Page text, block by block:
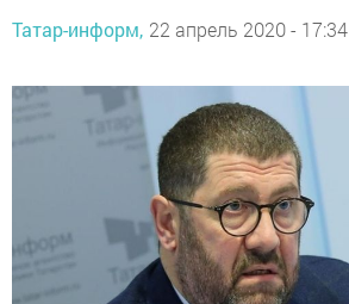
Татар-информ, 22 апрель 2020 - 17:34